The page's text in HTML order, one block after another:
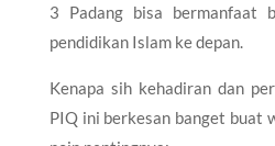
3 Padang bisa bermanfaat
pendidikan Islam ke depan.
​Kenapa sih kehadiran dan
PIQ ini berkesan banget buat